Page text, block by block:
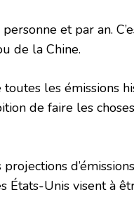
et par an.
de la Chine.
les émissions
de faire les choses
États-Unis visent à